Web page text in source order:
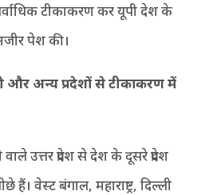
टीकाकरण कर यूपी देश के
पेश की।
और अन्य प्रदेशों से टीकाकरण में
उत्तर प्रदेश से देश के दूसरे प्रदेश
हैं। वेस्ट बंगाल, महाराष्ट्र, दिल्ली